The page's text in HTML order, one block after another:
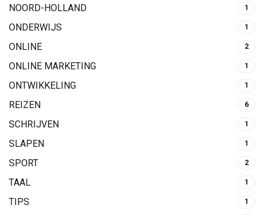
NOORD-HOLLAND 1
ONDERWIJS 1
ONLINE 2
ONLINE MARKETING 1
ONTWIKKELING 1
REIZEN 6
SCHRIJVEN 1
SLAPEN 1
SPORT 2
TAAL 1
TIPS 1